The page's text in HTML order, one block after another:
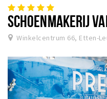
SCHOENMAKERIJ
Winkelcentrum 66, Etten-